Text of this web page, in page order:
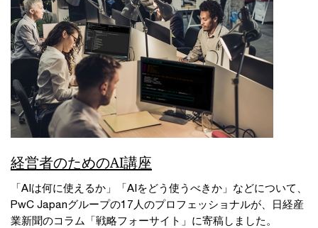
経営者のためのAI講座
「AIは何に使えるか」「AIをどう使うべきか」などについて、
PwC Japanグループの17人のプロフェッショナルが、日経産
業新聞のコラム「戦略フォーサイト」に寄稿しました。